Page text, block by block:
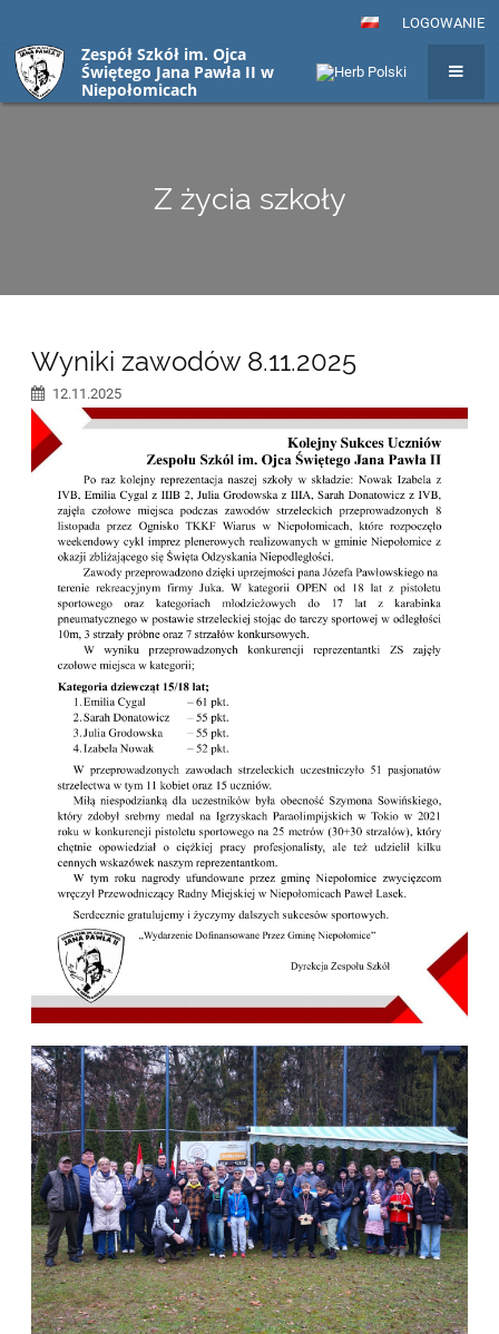
LOGOWANIE
Zespół Szkół im. Ojca
Świętego Jana Pawła II w
Niepołomicach
Z życia szkoły
życia
szkoły
Wyniki zawodów 8.11.2025
12.11.2025